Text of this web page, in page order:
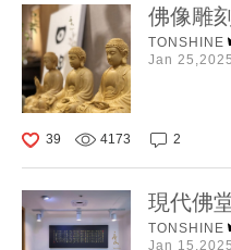
佛像雕
TONSHINE
Jan 25,2025
39 4173 2
現代佛
TONSHINE
Jan 15,2025